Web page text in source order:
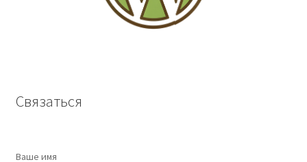
Связаться
Ваше имя